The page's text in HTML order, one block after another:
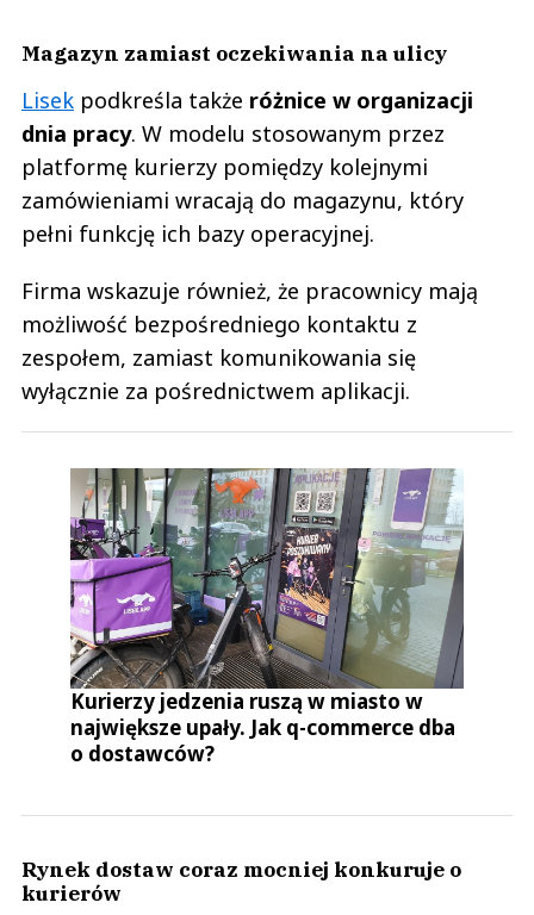
Magazyn zamiast oczekiwania na ulicy
Lisek podkreśla także różnice w organizacji
dnia pracy. W modelu stosowanym przez
platformę kurierzy pomiędzy kolejnymi
zamówieniami wracają do magazynu, który
pełni funkcję ich bazy operacyjnej.
Firma wskazuje również, że pracownicy mają
możliwość bezpośredniego kontaktu z
zespołem, zamiast komunikowania się
wyłącznie za pośrednictwem aplikacji.
Kurierzy jedzenia ruszą w miasto w
największe upały. Jak q-commerce dba
o dostawców?
Rynek dostaw coraz mocniej konkuruje o
kurierów